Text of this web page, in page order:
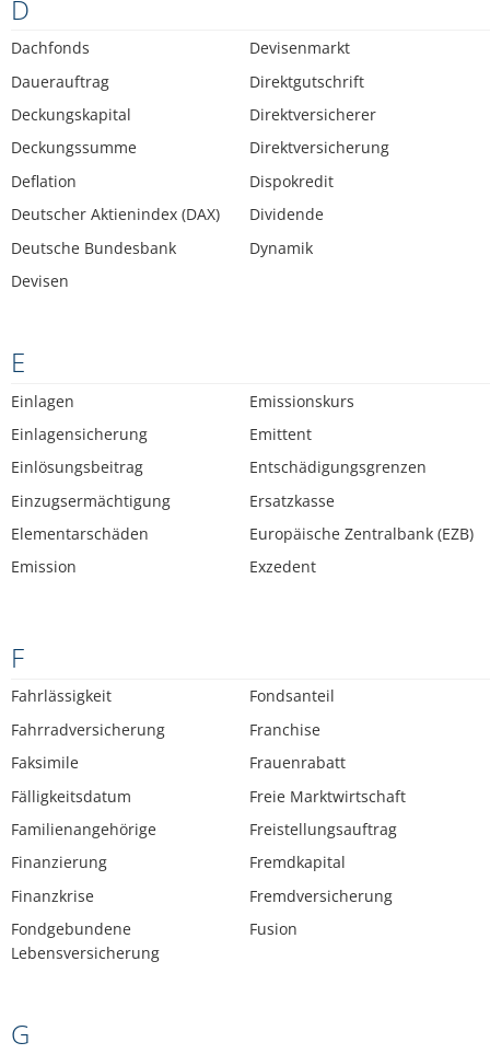
D
Dachfonds
Dauerauftrag
Deckungskapital
Deckungssumme
Deflation
Deutscher Aktienindex (DAX)
Deutsche Bundesbank
Devisen
Devisenmarkt
Direktgutschrift
Direktversicherer
Direktversicherung
Dispokredit
Dividende
Dynamik
E
Einlagen
Einlagensicherung
Einlösungsbeitrag
Einzugsermächtigung
Elementarschäden
Emission
Emissionskurs
Emittent
Entschädigungsgrenzen
Ersatzkasse
Europäische Zentralbank (EZB)
Exzedent
F
Fahrlässigkeit
Fahrradversicherung
Faksimile
Fälligkeitsdatum
Familienangehörige
Finanzierung
Finanzkrise
Fondgebundene
Lebensversicherung
Fondsanteil
Franchise
Frauenrabatt
Freie Marktwirtschaft
Freistellungsauftrag
Fremdkapital
Fremdversicherung
Fusion
G